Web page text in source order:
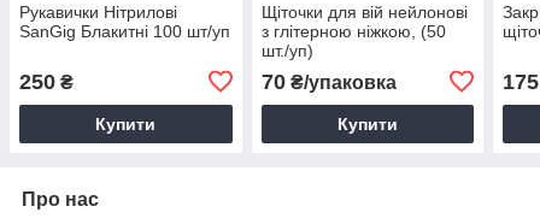
Рукавички Нітрилові
SanGig Блакитні 100 шт/уп
250 ₴
Купити
Щіточки для вій нейлонові
з глітерною ніжкою, (50
шт./уп)
70₴/упаковка
Купити
175
Про нас